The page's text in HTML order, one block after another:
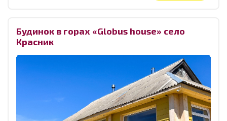
Будинок в горах «Globus house» село
Красник